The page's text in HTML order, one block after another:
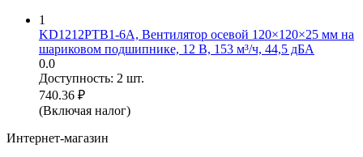
1
KD1212PTB1-6A, Вентилятор осевой 120×120×25 мм на
шариковом подшипнике, 12 В, 153 м³/ч, 44,5 дБА
0.0
Доступность: 2 шт.
740.36 ₽
(Включая налог)
Интернет-магазин